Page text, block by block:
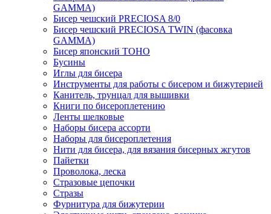
GAMMA)
Бисер чешский PRECIOSA 8/0
Бисер чешский PRECIOSA TWIN (фасовка
GAMMA)
Бисер японский TOHO
Бусины
Иглы для бисера
Инструменты для работы с бисером и бижутерией
Канитель, трунцал для вышивки
Книги по бисероплетению
Ленты шелковые
Наборы бисера ассорти
Наборы для бисероплетения
Нити для бисера, для вязания бисерных жгутов
Пайетки
Проволока, леска
Стразовые цепочки
Стразы
Фурнитура для бижутерии